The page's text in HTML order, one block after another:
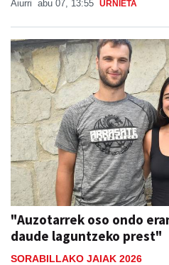
Aiurri abu 07, 13:55 URNIETA
"Auzotarrek oso ondo
daude laguntzeko prest"
SORABILLAKO JAIAK 2026